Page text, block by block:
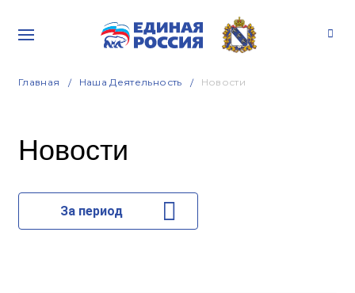
Главная Наша Деятельность Новости
Новости
За период